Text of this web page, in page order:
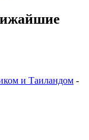
и Таиландом -